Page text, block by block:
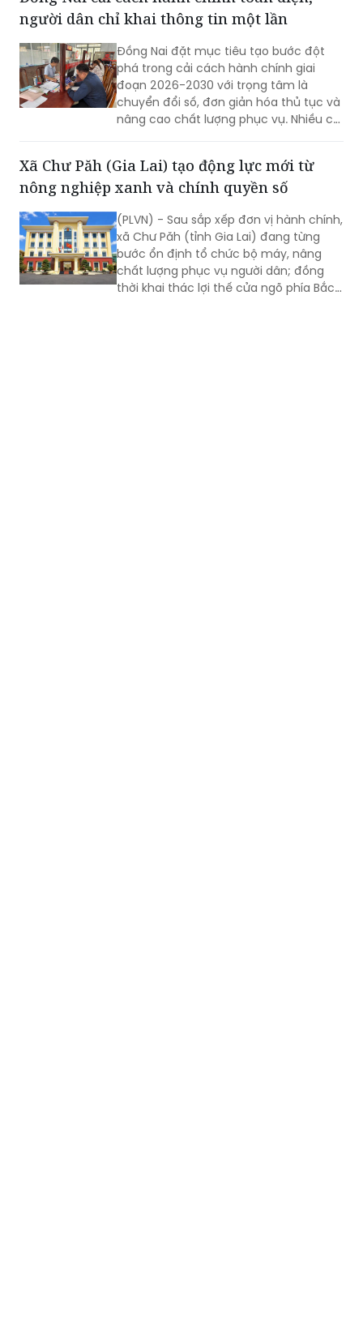
Đồng Nai đặt mục tiêu tạo bước đột
phá trong cải cách hành chính giai
đoạn 2026-2030 với trọng tâm là
chuyển đổi số, đơn giản hóa thủ tục và
nâng cao chất lượng phục vụ. Nhiều chỉ
tiêu được đặt ra nhằm rút ngắn thời
gian giải quyết, tăng sự hài lòng của
người dân và doanh nghiệp.
Xã Chư Păh (Gia Lai) tạo động lực mới từ
(PLVN) - Sau sắp xếp đơn vị hành chính,
xã Chư Păh (tỉnh Gia Lai) đang từng
bước ổn định tổ chức bộ máy, nâng
chất lượng phục vụ người dân; đồng
thời khai thác lợi thế cửa ngõ phía Bắc,
nông nghiệp công nghệ cao và bản sắc
văn hóa Jrai để mở rộng không gian
phát triển.